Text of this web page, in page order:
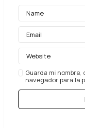
Guarda mi
navegador para la